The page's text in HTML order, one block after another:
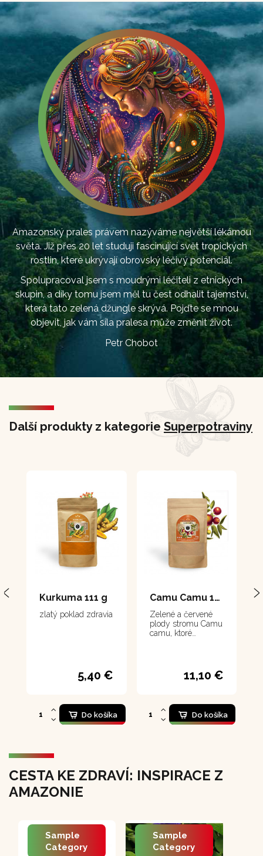
Amazonský prales právem nazýváme největší lékárnou
světa. Již přes 20 let studuji fascinující svět tropických
rostlin, které ukrývají obrovský léčivý potenciál.
Spolupracoval jsem s moudrými léčiteli z etnických
skupin, a díky tomu jsem měl tu čest odhalit tajemství,
která tato zelená džungle skrývá. Pojďte se mnou
objevit, jak vám síla pralesa může změnit život.
Petr Chobot
Další produkty z kategorie Superpotraviny
Kurkuma 111 g
zlatý poklad zdravia
5,40 €
Do košíka
Camu Camu 111 g
Zelené a červené
plody stromu Camu
camu, ktoré
obsahom vitamínu
C. Sú najbohatším
obsahujú ho
tridsaťkrát viac ako
citrusy. Majú preto
systému.
11,10 €
Do košíka
CESTA KE ZDRAVÍ: INSPIRACE Z
AMAZONIE
Sample
Category
Sample
Category